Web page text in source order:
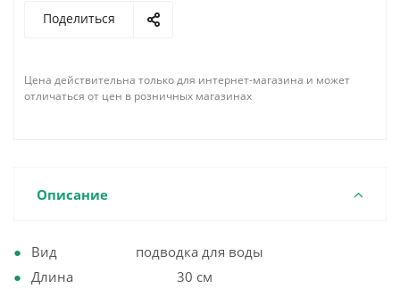
Поделиться
Цена действительна только для интернет-магазина и может
отличаться от цен в розничных магазинах
Описание
Вид подводка для воды
Длина 30 см